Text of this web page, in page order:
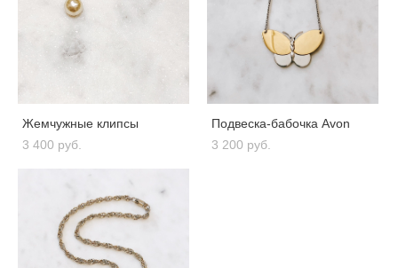
Жемчужные клипсы
3 400 pуб.
Подвеска-бабочка Avon
3 200 pуб.